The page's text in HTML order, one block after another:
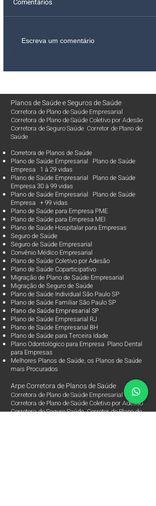
Comentários
Escreva um comentário
Planos de SaúdeeSeguros de Saúde
Corretora de Plano de Saúde Empresarial
Corretora de Plano de Saúde Coletivo por Adesão
Corretora de Seguro Saúde Corretor de Plano de
Saúde
Corretora de Planos de Saúde
Plano de Saúde Empresarial Plano de Saúde
Empresa 1 à 29 vidas
Plano de Saúde Empresarial Plano de Saúde
Empresa 30 à 99 vidas ​
Plano de Saúde Empresarial Plano de Saúde
Empresa + 99 vidas
Plano de Saúde para Empresa PME
Plano de Saúde para Empresa MEI
Plano de Saúde Hospitalar para Empresas
Seguro de Saúde
Seguro de Saúde Empresarial
Convênio Médico Empresarial
Plano de Saúde Coletivo por Adesão
Plano de Saúde Coparticipativo
Migração de Plano de Saúde Empresarial
Migração de Seguro de Saúde
Plano de Saúde Individual São Paulo SP
Plano de Saúde Familiar São Paulo SP
Plano de Saúde Empresarial SP
Plano de Saúde Empresarial RJ
Plano de Saúde Empresarial BH
Plano de Saúde para Terceira Idade
Plano Odontológico para Empresa Plano Dental
para Empresas
Melhores Planos de Saúde, os Planos de Saúde
mais Procurados​
Arpe Corretora de Planos de Saúde
Corretora de Plano de Saúde Empresarial
Corretora de Plano de Saúde Coletivo por Adesão
Corretora de Seguro Saúde Corretor de Plano de